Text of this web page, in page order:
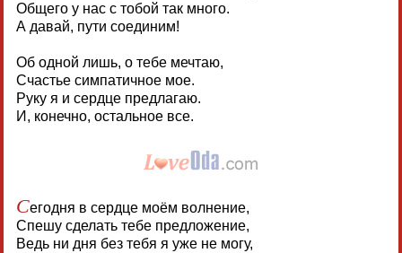
Общего у нас с тобой так много.
А давай, пути соединим!
Об одной лишь, о тебе мечтаю,
Счастье симпатичное мое.
Руку я и сердце предлагаю.
И, конечно, остальное все.
Сегодня в сердце моём волнение,
Спешу сделать тебе предложение,
Ведь ни дня без тебя я уже не могу,